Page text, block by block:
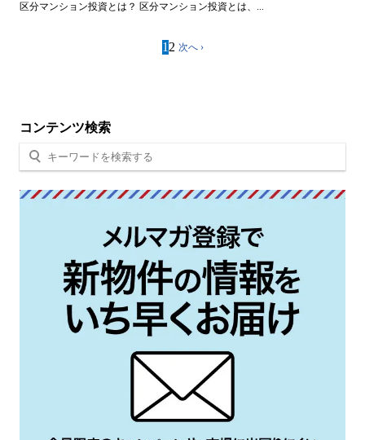
区分マンション投資とは？ 区分マンション投資とは、...
12 次へ ›
コンテンツ検索